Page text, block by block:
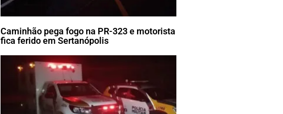
Caminhão pega fogo na PR-323 e motorista
fica ferido em Sertanópolis